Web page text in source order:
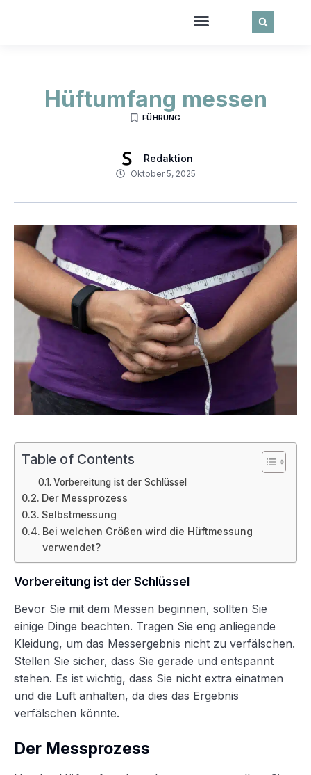
Hüftumfang messen
FÜHRUNG
Redaktion
Oktober 5, 2025
Table of Contents
Vorbereitung ist der Schlüssel
Der Messprozess
Selbstmessung
Bei welchen Größen wird die Hüftmessung
verwendet?
Vorbereitung ist der Schlüssel
Bevor Sie mit dem Messen beginnen, sollten Sie
einige Dinge beachten. Tragen Sie eng anliegende
Kleidung, um das Messergebnis nicht zu verfälschen.
Stellen Sie sicher, dass Sie gerade und entspannt
stehen. Es ist wichtig, dass Sie nicht extra einatmen
und die Luft anhalten, da dies das Ergebnis
verfälschen könnte.
Der Messprozess